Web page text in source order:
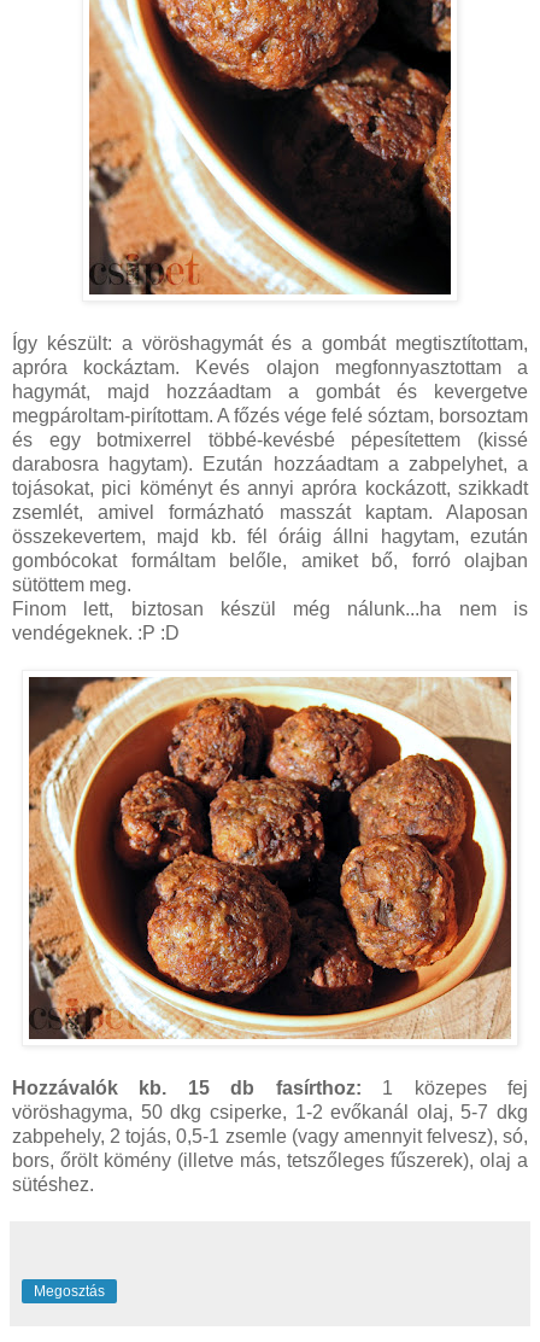
Így készült: a vöröshagymát és a gombát megtisztítottam,
apróra kockáztam. Kevés olajon megfonnyasztottam a
hagymát, majd hozzáadtam a gombát és kevergetve
megpároltam-pirítottam. A főzés vége felé sóztam, borsoztam
és egy botmixerrel többé-kevésbé pépesítettem (kissé
darabosra hagytam). Ezután hozzáadtam a zabpelyhet, a
tojásokat, pici köményt és annyi apróra kockázott, szikkadt
zsemlét, amivel formázható masszát kaptam. Alaposan
összekevertem, majd kb. fél óráig állni hagytam, ezután
gombócokat formáltam belőle, amiket bő, forró olajban
sütöttem meg.
Finom lett, biztosan készül még nálunk...ha nem is
vendégeknek. :P :D
Hozzávalók kb. 15 db fasírthoz: 1 közepes fej
vöröshagyma, 50 dkg csiperke, 1-2 evőkanál olaj, 5-7 dkg
zabpehely, 2 tojás, 0,5-1 zsemle (vagy amennyit felvesz), só,
bors, őrölt kömény (illetve más, tetszőleges fűszerek), olaj a
sütéshez.
Megosztás